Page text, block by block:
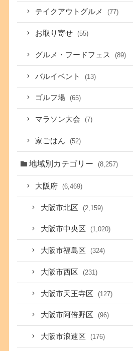
テイクアウトグルメ (77)
お取り寄せ (55)
グルメ・フードフェス (89)
バルイベント (13)
ゴルフ場 (65)
マラソン大会 (7)
家ごはん (52)
地域別カテゴリー (8,257)
大阪府 (6,469)
大阪市北区 (2,159)
大阪市中央区 (1,020)
大阪市福島区 (324)
大阪市西区 (231)
大阪市天王寺区 (127)
大阪市阿倍野区 (96)
大阪市浪速区 (176)